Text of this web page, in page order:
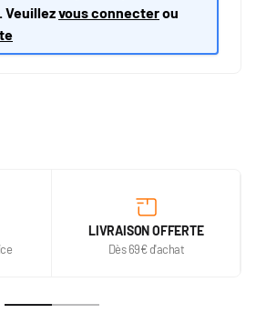
Veuillezvous connecterou
LIVRAISON OFFERTE
Dès 69€ d'achat